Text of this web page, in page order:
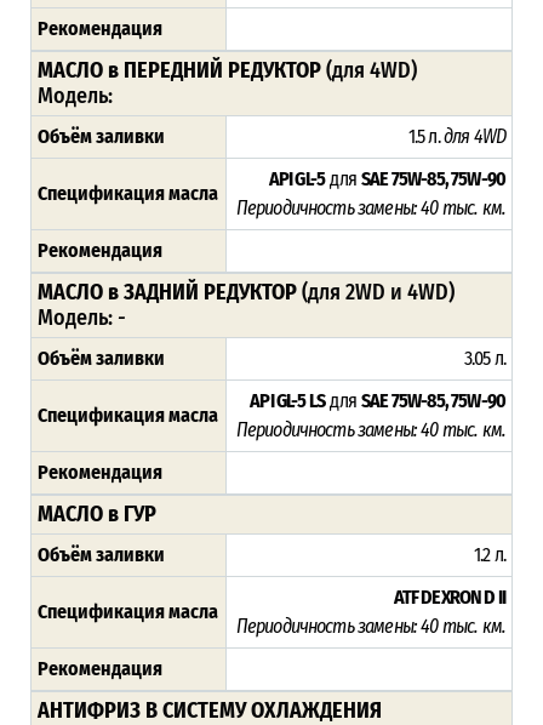
Рекомендация
МАСЛО в ПЕРЕДНИЙ РЕДУКТОР(для 4WD)
Модель:
Объём заливки 1.5 л.для 4WD
Спецификация масла
API GL-5дляSAE 75W-85, 75W-90
Периодичность замены: 40 тыс. км.
Рекомендация
МАСЛО в ЗАДНИЙ РЕДУКТОР(для 2WD и 4WD)
Модель: -
Объём заливки 3.05 л.
Спецификация масла
API GL-5 LSдляSAE 75W-85, 75W-90
Периодичность замены: 40 тыс. км.
Рекомендация
МАСЛО в ГУР
Объём заливки 1.2 л.
Спецификация масла
ATF DEXRON D II
Периодичность замены: 40 тыс. км.
Рекомендация
АНТИФРИЗ В СИСТЕМУ ОХЛАЖДЕНИЯ